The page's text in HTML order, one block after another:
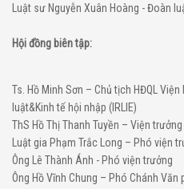
Luật sư Nguyễn Xuân Hoàng - Đoàn
Hội đồng biên tập:
Ts. Hồ Minh Sơn – Chủ tịch HĐQL
luật&Kinh tế hội nhập (IRLIE)
ThS Hồ Thị Thanh Tuyền – Viện trưởng
Luật gia Phạm Trắc Long – Phó viện
Ông Lê Thành Ánh - Phó viện trưởng
Ông Hồ Vĩnh Chung – Phó Chánh Văn